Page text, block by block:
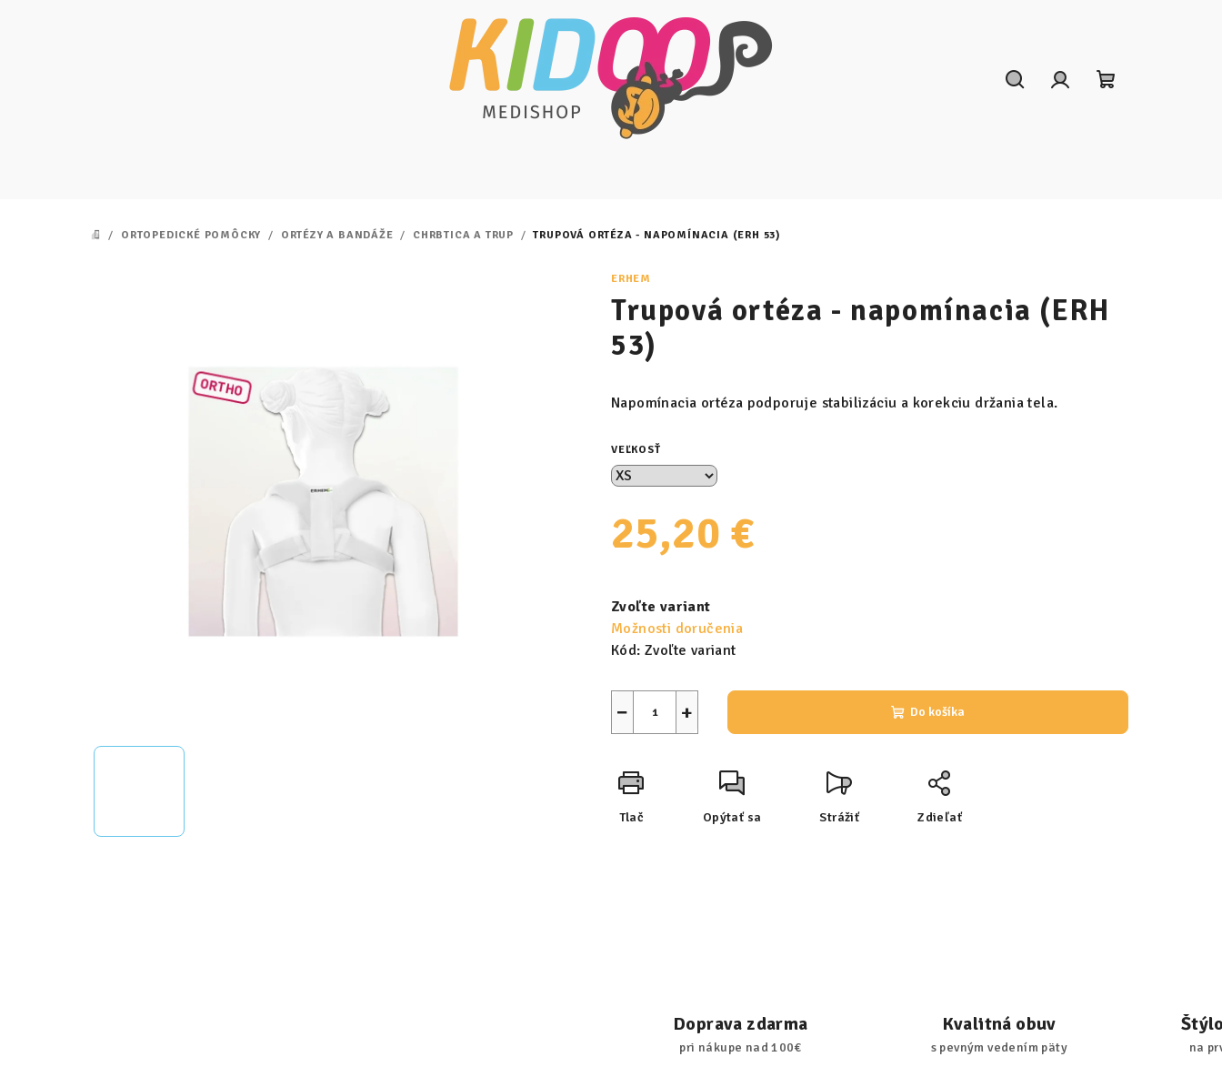
DOMOV
/ ORTOPEDICKÉ POMÔCKY / ORTÉZY A BANDÁŽE / CHRBTICA A TRUP / TRUPOVÁ ORTÉZA - NAPOMÍNACIA (ERH 53)
ERHEM
Trupová ortéza - napomínacia (ERH
53)
Napomínacia ortéza podporuje stabilizáciu a korekciu držania tela.
VEĽKOSŤ
25,20 €
cena:
Zvoľte variant
Možnosti doručenia
Kód: Zvoľte variant
+
− Do košíka
Tlač Opýtať sa Strážiť Zdieľať
Doprava zdarma
pri nákupe nad 100€
Kvalitná obuv
s pevným vedením päty na